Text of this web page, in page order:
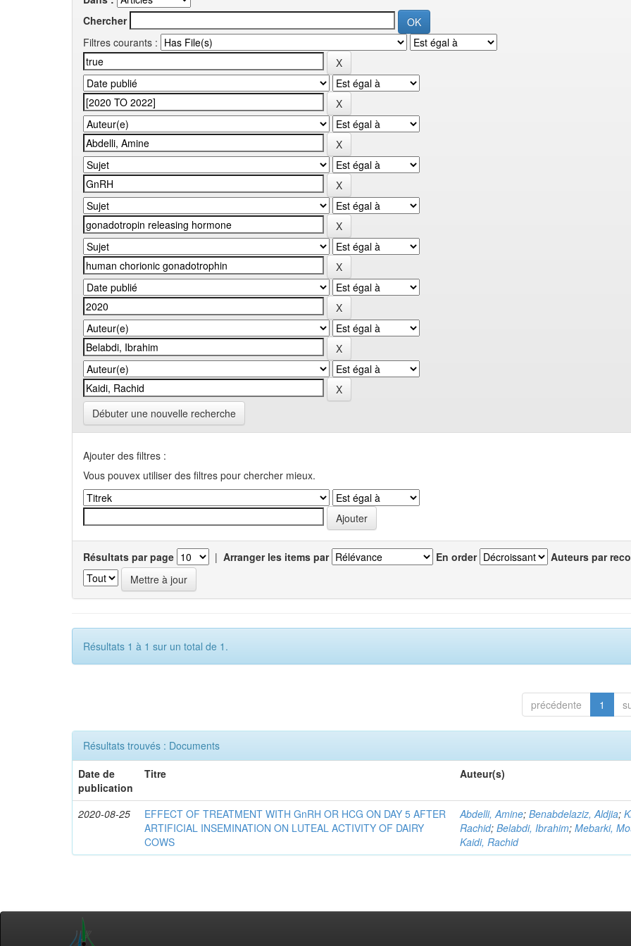
Chercher
Filtres courants :
Débuter une nouvelle recherche
Ajouter des filtres :
Vous pouvex utiliser des filtres pour chercher mieux.
Résultats par page | Arranger les items par En order Auteurs par
Résultats 1 à 1 sur un total de 1.
précédente 1
Résultats trouvés : Documents
Date de
publication
Titre Auteur(s)
2020-08-25
EFFECT OF TREATMENT WITH GnRH OR HCG ON DAY 5 AFTER
ARTIFICIAL INSEMINATION ON LUTEAL ACTIVITY OF DAIRY
COWS
Abdelli, Amine;Benabdelaziz, Aldjia;
Rachid;Belabdi, Ibrahim;Mebarki,
Kaidi, Rachid